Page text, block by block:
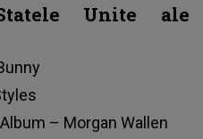
Unite ale
– Morgan Wallen